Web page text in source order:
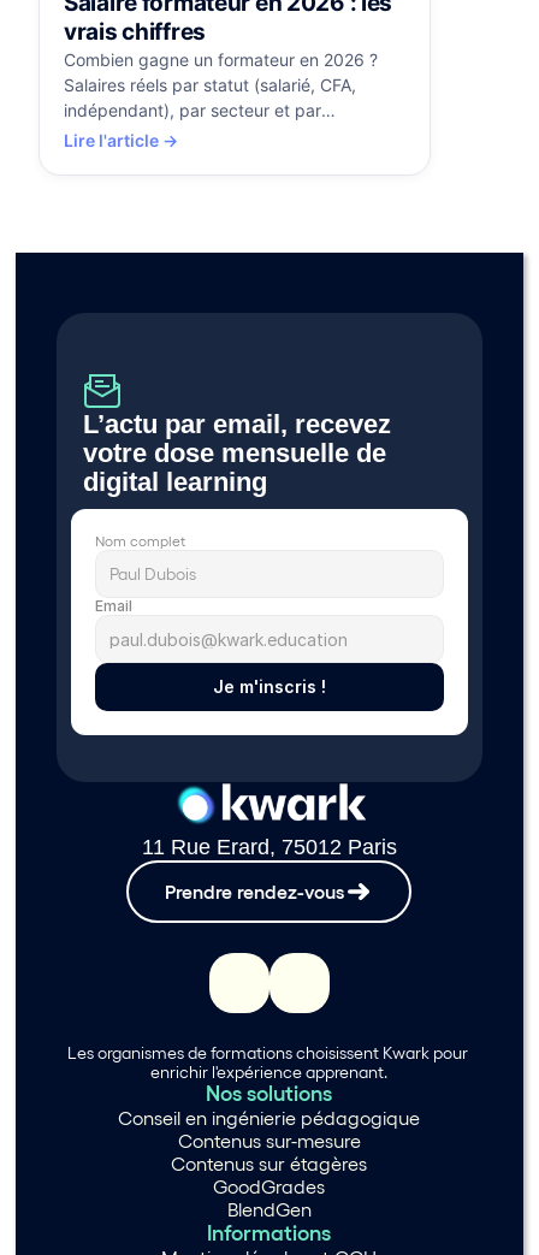
vrais chiffres
Combien gagne un formateur en 2026 ?
Salaires réels par statut (salarié, CFA,
indépendant), par secteur et par
expérience, et les leviers pour progresser.
Lire l'article →
L’actu par email, recevez
votre dose mensuelle de
digital learning
Nom complet
Email
Je m'inscris !
11 Rue Erard, 75012 Paris
Prendre rendez-vous
Les organismes de formations choisissent Kwark pour
enrichir l'expérience apprenant.
Nos solutions
Conseil en ingénierie pédagogique
Contenus sur-mesure
Contenus sur étagères
GoodGrades
BlendGen
Informations